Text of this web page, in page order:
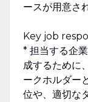
ースが用意さ
Key job
* 担当する企
成するために
ークホルダー
位や、適切な